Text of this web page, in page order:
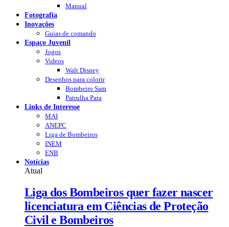
Manual
Fotografia
Inovações
Guias de comando
Espaço Juvenil
Jogos
Videos
Walt Disney
Desenhos para colorir
Bombeiro Sam
Patrulha Pata
Links de Interesse
MAI
ANEPC
Liga de Bombeiros
INEM
ENB
Notícias
Atual
Liga dos Bombeiros quer fazer nascer
licenciatura em Ciências de Proteção
Civil e Bombeiros